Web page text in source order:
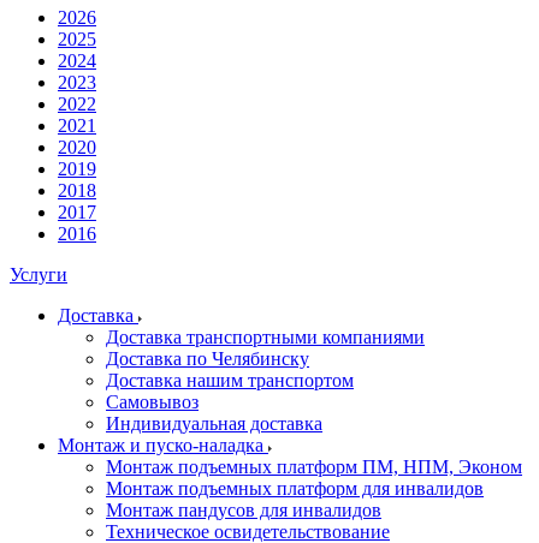
2026
2025
2024
2023
2022
2021
2020
2019
2018
2017
2016
Услуги
Доставка
Доставка транспортными компаниями
Доставка по Челябинску
Доставка нашим транспортом
Самовывоз
Индивидуальная доставка
Монтаж и пуско-наладка
Монтаж подъемных платформ ПМ, НПМ, Эконом
Монтаж подъемных платформ для инвалидов
Монтаж пандусов для инвалидов
Техническое освидетельствование